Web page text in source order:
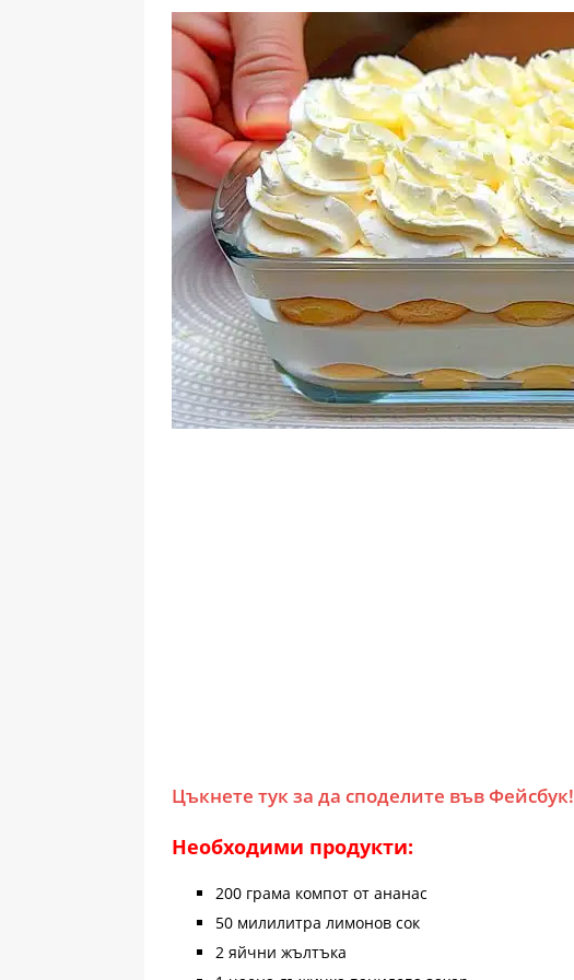
Цъкнете тук за да споделите във Фейсбук!
Необходими продукти:
200 грама компот от ананас
50 милилитра лимонов сок
2 яйчни жълтъка